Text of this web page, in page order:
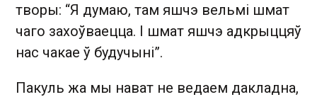
творы: “Я думаю, там яшчэ вельмі шмат
чаго захоўваецца. І шмат яшчэ адкрыццяў
нас чакае ў будучыні”.
Пакуль жа мы нават не ведаем дакладна,